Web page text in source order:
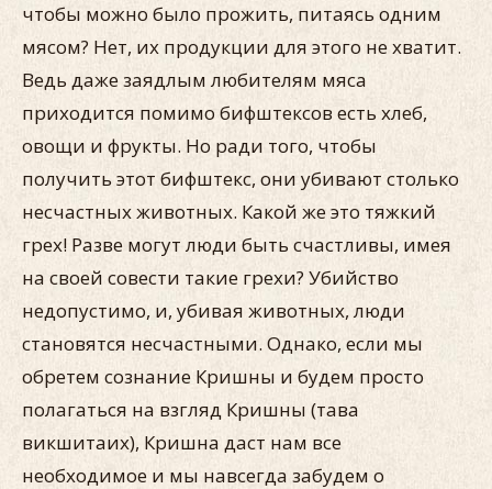
чтобы можно было прожить, питаясь одним
мясом? Нет, их продукции для этого не хватит.
Ведь даже заядлым любителям мяса
приходится помимо бифштексов есть хлеб,
овощи и фрукты. Но ради того, чтобы
получить этот бифштекс, они убивают столько
несчастных животных. Какой же это тяжкий
грех! Разве могут люди быть счастливы, имея
на своей совести такие грехи? Убийство
недопустимо, и, убивая животных, люди
становятся несчастными. Однако, если мы
обретем сознание Кришны и будем просто
полагаться на взгляд Кришны (тава
викшитаих), Кришна даст нам все
необходимое и мы навсегда забудем о